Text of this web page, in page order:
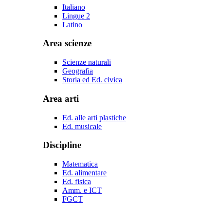
Italiano
Lingue 2
Latino
Area scienze
Scienze naturali
Geografia
Storia ed Ed. civica
Area arti
Ed. alle arti plastiche
Ed. musicale
Discipline
Matematica
Ed. alimentare
Ed. fisica
Amm. e ICT
FGCT